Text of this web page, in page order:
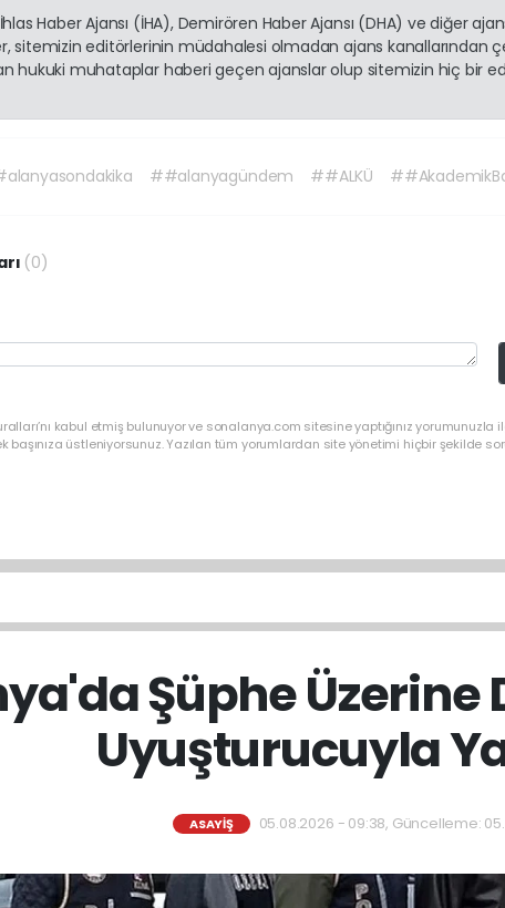
Haber Ajansı (İHA), Demirören Haber Ajansı (DHA) ve diğer
sitemizin editörlerinin müdahalesi olmadan ajans kanallarından
hukuki muhataplar haberi geçen ajanslar olup sitemizin hiç bir
##alanyagündem ##ALKÜ
(0)
kabul etmiş bulunuyor ve sonalanya.com sitesine yaptığınız
başınıza üstleniyorsunuz. Yazılan tüm yorumlardan site yönetimi hiçbir şekilde
Şüphe Üzerine
Uyuşturucuyla
ASAYİŞ 05.08.2026 - 09:38, Güncelleme: